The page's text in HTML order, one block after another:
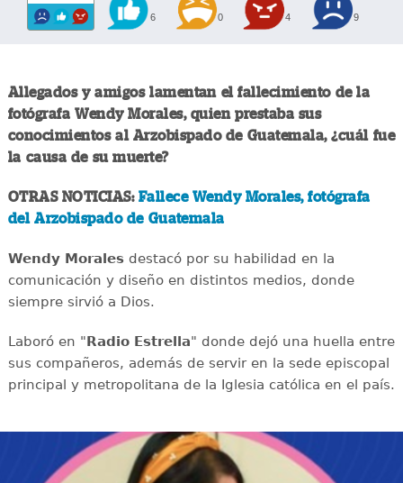
6 0 4 9
Allegados y amigos lamentan el fallecimiento de la
fotógrafa Wendy Morales, quien prestaba sus
conocimientos al Arzobispado de Guatemala, ¿cuál fue
la causa de su muerte?
OTRAS NOTICIAS: Fallece Wendy Morales, fotógrafa
del Arzobispado de Guatemala
Wendy Moralesdestacó por su habilidad en la
comunicación y diseño en distintos medios, donde
siempre sirvió a Dios.
Laboró en "Radio Estrella" donde dejó una huella entre
sus compañeros, además de servir en la sede episcopal
principal y metropolitana de la Iglesia católica en el país.